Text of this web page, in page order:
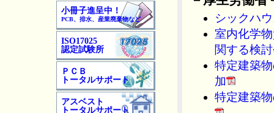
小冊子進呈中！
PCB、排水、産業廃棄物など
ISO17025
認定試験所
ＰＣＢ
トータルサポート
アスベスト
トータルサポート
シックハ
室内化学
関する検
特定建築
加
特定建築